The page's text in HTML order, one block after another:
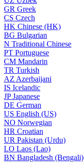
GR Greek
CS Czech
HK Chinese (HK)
BG Bulgarian
N Traditional Chinese
PT Portuguese
CM Mandarin
TR Turkish
AZ Azerbaijani
IS Icelandic
JPJapanese
DE German
US English (US)
NO Norwegian
HR Croatian
UR Pakistan (Urdu)
LO Laos (Lao)
BN Bangladesh (Bengali)